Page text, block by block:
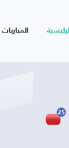
الرئيسية المباريات
25